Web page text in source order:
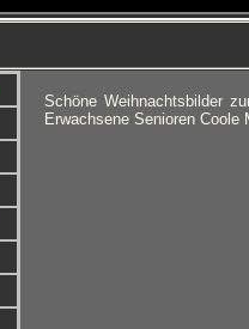
Schöne Weihnachtsbilder
Erwachsene Senioren